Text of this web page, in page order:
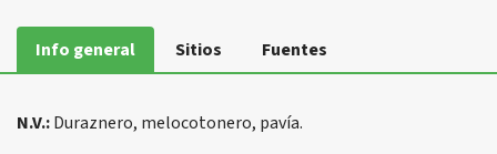
Info general Sitios Fuentes
N.V.:Duraznero, melocotonero, pavía.